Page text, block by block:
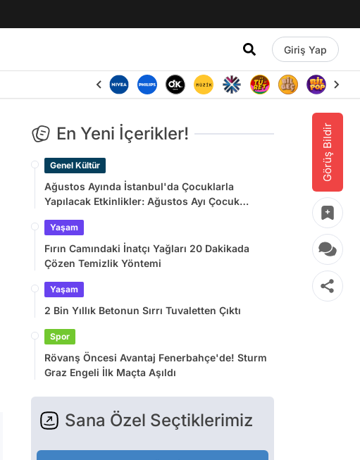
Giriş Yap
Görüş Bildir
En Yeni İçerikler!
Genel Kültür
Ağustos Ayında İstanbul'da Çocuklarla
Yapılacak Etkinlikler: Ağustos Ayı Çocuk
Yaşam
Fırın Camındaki İnatçı Yağları 20 Dakikada
Çözen Temizlik Yöntemi
Yaşam
2 Bin Yıllık Betonun Sırrı Tuvaletten Çıktı
Spor
Rövanş Öncesi Avantaj Fenerbahçe'de! Sturm
Graz Engeli İlk Maçta Aşıldı
Sana Özel Seçtiklerimiz